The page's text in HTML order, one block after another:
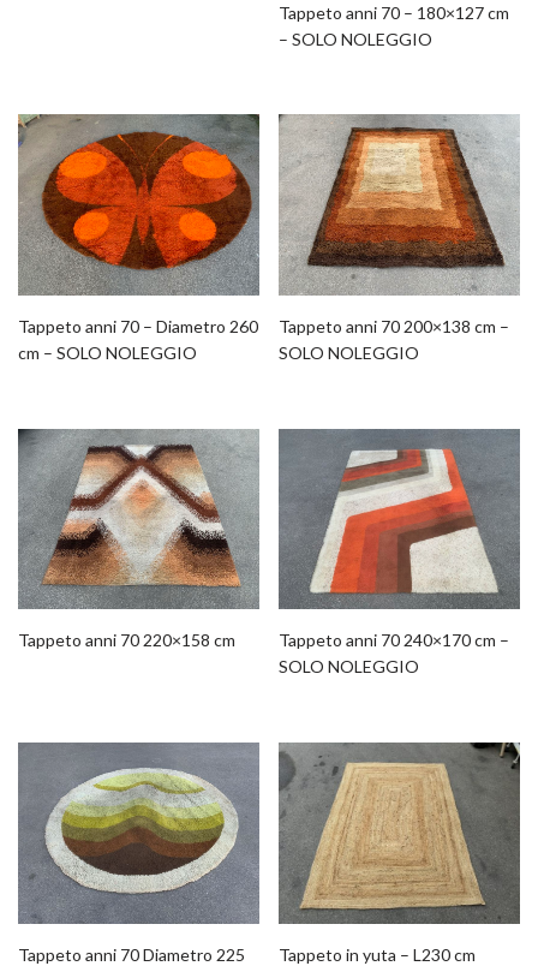
Tappeto anni 70 – 180×127 cm
– SOLO NOLEGGIO
Tappeto anni 70 – Diametro 260
cm – SOLO NOLEGGIO
Tappeto anni 70 200×138 cm –
SOLO NOLEGGIO
Tappeto anni 70 220×158 cm
Tappeto anni 70 240×170 cm –
SOLO NOLEGGIO
Tappeto anni 70 Diametro 225
Tappeto in yuta – L230 cm